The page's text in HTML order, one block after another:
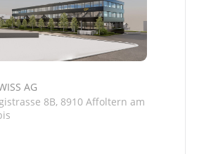
AG
8B, 8910 Affoltern am